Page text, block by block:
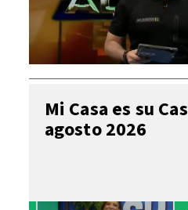
Mi Casa es su
agosto 2026